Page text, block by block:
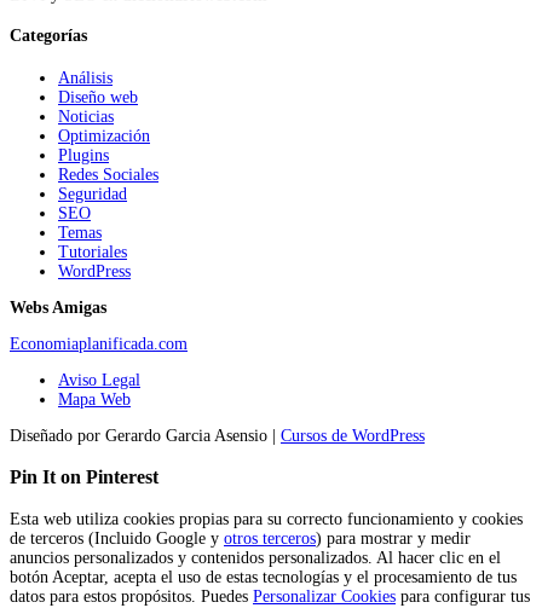
Categorías
Análisis
Diseño web
Noticias
Optimización
Plugins
Redes Sociales
Seguridad
SEO
Temas
Tutoriales
WordPress
Webs Amigas
Economiaplanificada.com
Aviso Legal
Mapa Web
Diseñado por Gerardo Garcia Asensio | Cursos de WordPress
Pin It on Pinterest
Esta web utiliza cookies propias para su correcto funcionamiento y cookies
de terceros (Incluido Google y otros terceros) para mostrar y medir
anuncios personalizados y contenidos personalizados. Al hacer clic en el
botón Aceptar, acepta el uso de estas tecnologías y el procesamiento de tus
datos para estos propósitos. Puedes Personalizar Cookies para configurar tus